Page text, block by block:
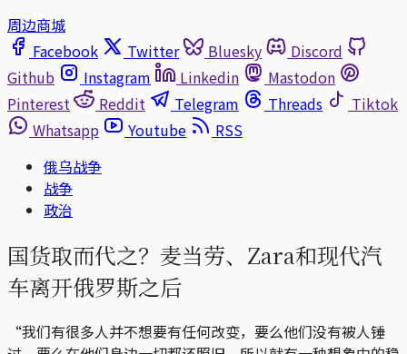
周边商城
Facebook
Twitter Bluesky
Discord
Github
Instagram Linkedin
Mastodon
Pinterest
Reddit Telegram Threads
Tiktok
Whatsapp
Youtube
RSS
俄乌战争
战争
政治
国货取而代之？麦当劳、Zara和现代汽
车离开俄罗斯之后
“我们有很多人并不想要有任何改变，要么他们没有被人锤